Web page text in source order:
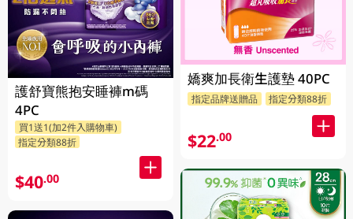
護舒寶熊抱安睡褲m碼
4PC
買1送1(加2件入購物車)
指定分類88折
$40.00
嬌爽加長衛生護墊 40PC
指定品牌送贈品 指定分類88折
$22.00